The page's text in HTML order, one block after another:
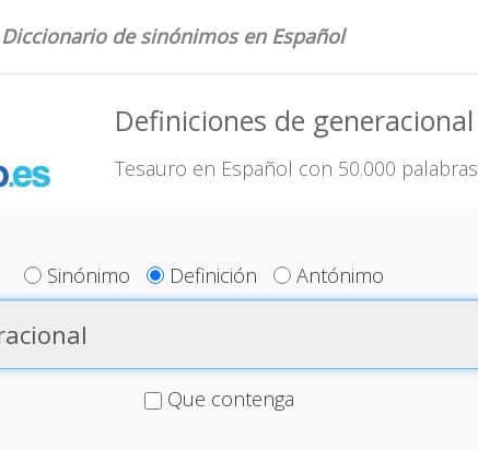
Diccionario de sinónimos en Español
Definiciones de generacional
Tesauro en Español con 50.000 palabras
Sinónimo Definición Antónimo
Que contenga